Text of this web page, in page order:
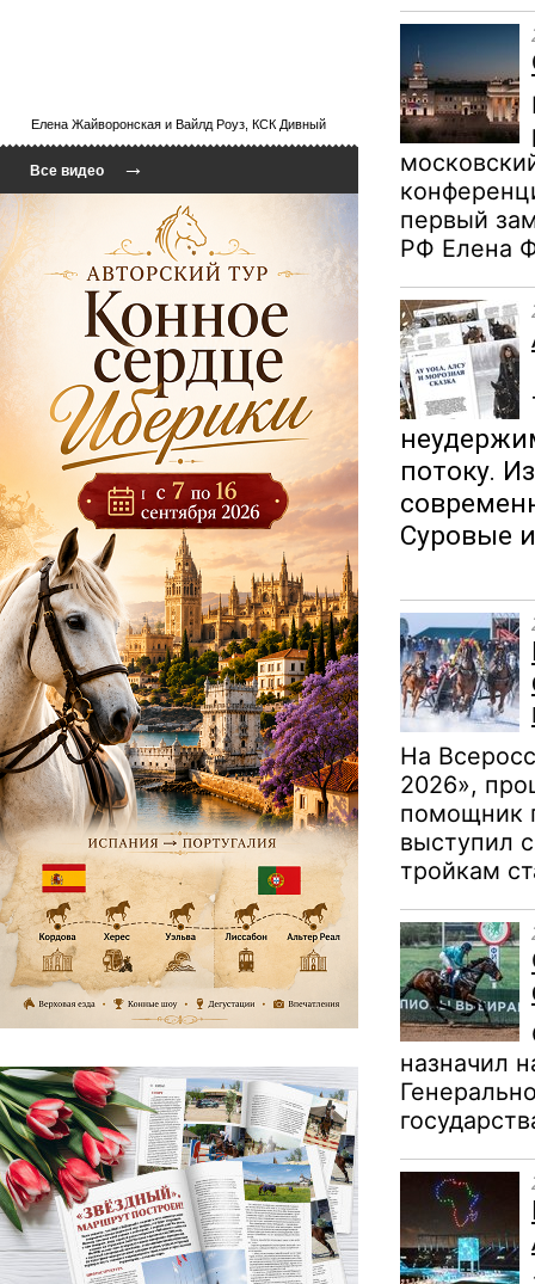
Елена Жайворонская и Вайлд Роуз, КСК Дивный
Все видео →
первый
РФ Елена
потоку.
Суровые
На
2026»,
помощник
выступил
тройкам
назначил